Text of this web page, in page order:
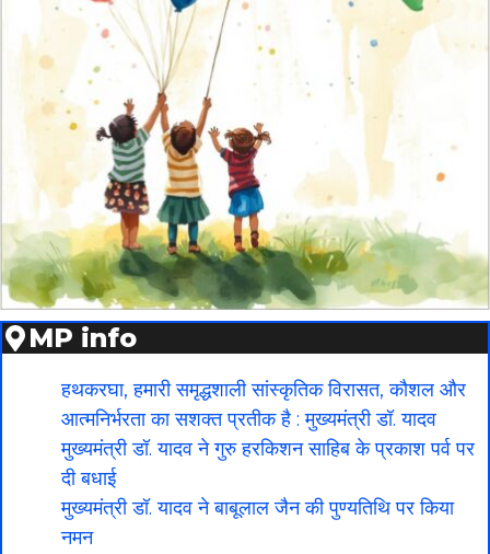
MP info
हथकरघा, हमारी समृद्धशाली सांस्कृतिक विरासत, कौशल और
आत्मनिर्भरता का सशक्त प्रतीक है : मुख्यमंत्री डॉ. यादव
मुख्यमंत्री डॉ. यादव ने गुरु हरकिशन साहिब के प्रकाश पर्व पर
दी बधाई
मुख्यमंत्री डॉ. यादव ने बाबूलाल जैन की पुण्यतिथि पर किया
नमन